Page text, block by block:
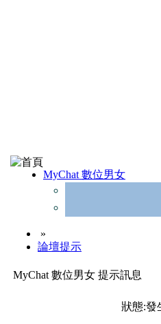
MyChat 數位男女
»
論壇提示
MyChat 數位男女 提示訊息
狀態:發